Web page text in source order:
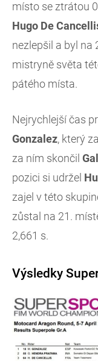
místo se ztrátou
Hugo De
nezlepšil a byl na
mistryně světa
pátého místa.
Nejrychlejší čas
Gonzalez, který
za ním skončil
pozici si udržel
zajel v této
zůstal na 21.
2,661 s.
Výsledky